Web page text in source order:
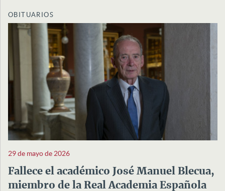
OBITUARIOS
29 de mayo de 2026
Fallece el académico José Manuel Blecua,
miembro de la Real Academia Española